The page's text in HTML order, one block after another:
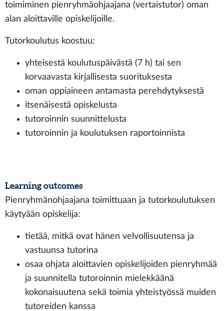
toimiminen pienryhmäohjaajana (vertaistutor) oman
alan aloittaville opiskelijoille.
Tutorkoulutus koostuu:
yhteisestä koulutuspäivästä (7 h) tai sen
korvaavasta kirjallisesta suorituksesta
oman oppiaineen antamasta perehdytyksestä
itsenäisestä opiskelusta
tutoroinnin suunnittelusta
tutoroinnin ja koulutuksen raportoinnista
Learning outcomes
Pienryhmänohjaajana toimittuaan ja tutorkoulutuksen
käytyään opiskelija:
tietää, mitkä ovat hänen velvollisuutensa ja
vastuunsa tutorina
osaa ohjata aloittavien opiskelijoiden pienryhmää
ja suunnitella tutoroinnin mielekkäänä
kokonaisuutena sekä toimia yhteistyössä muiden
tutoreiden kanssa